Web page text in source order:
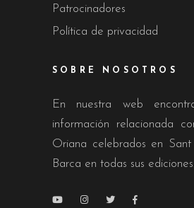
Patrocinadores
Política de privacidad
SOBRE NOSOTROS
En nuestra web
información relacionada
Oriana celebrados en
Barca en todas sus ediciones.